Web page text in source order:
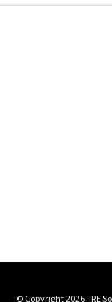
© Copyright 2026. IRE